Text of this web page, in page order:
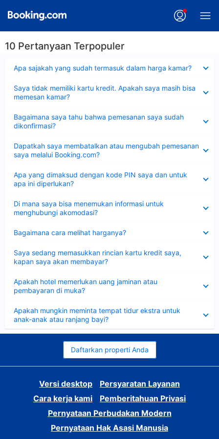
10 Pertanyaan Terpopuler
Apa sajakah yang sudah termasuk dalam harga kamar?
Saya tidak memiliki kartu kredit. Apakah saya masih bisa
memesan kamar?
Bagaimana saya tahu bahwa pemesanan saya sudah
dikonfirmasi?
Dapatkah saya membatalkan atau mengubah pemesanan
saya melalui Booking.com?
Apa yang dimaksud dengan kode PIN saya dan untuk
apa ini diperlukan?
Di mana saya bisa menemukan informasi untuk
menghubungi akomodasi?
Bagaimana cara melihat harganya?
Saya sedang memasukkan rincian kartu kredit saya,
kapan saya akan membayar?
Apakah hotel memerlukan uang jaminan atau
pembayaran di muka?
Apakah mungkin meminta tempat tidur ekstra untuk
anak-anak atau ranjang bayi?
Daftarkan properti Anda
Versi desktop
Persyaratan Layanan
Cara kerja kami
Pemberitahuan Privasi
Pernyataan Perbudakan Modern
Pernyataan Hak Asasi Manusia